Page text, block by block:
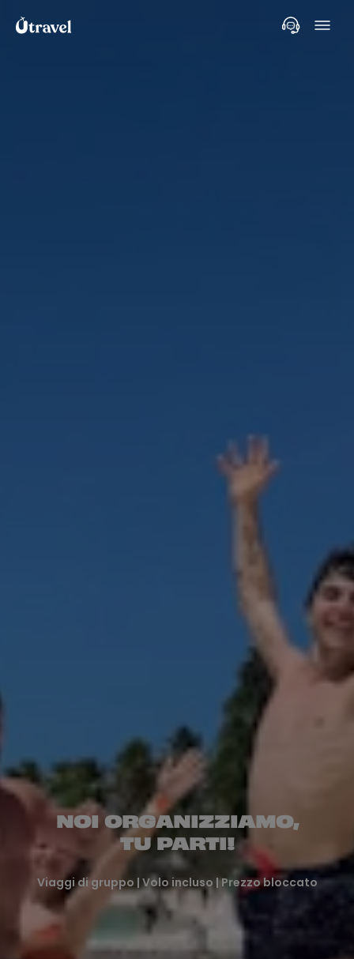
NOI ORGANIZZIAMO,
TU PARTI!
Viaggi di gruppo | Volo incluso | Prezzo bloccato